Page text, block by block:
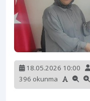
18.05.2026 10:00
396 okunma